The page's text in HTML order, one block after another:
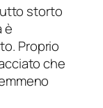
storto
è
Proprio
che